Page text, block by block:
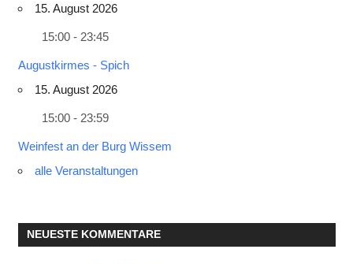
15. August 2026
15:00 - 23:45
Augustkirmes - Spich
15. August 2026
15:00 - 23:59
Weinfest an der Burg Wissem
alle Veranstaltungen
NEUESTE KOMMENTARE